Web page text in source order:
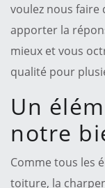
voulez nous faire
apporter la
mieux et vous
qualité pour
Un
notre
Comme tous les
toiture, la